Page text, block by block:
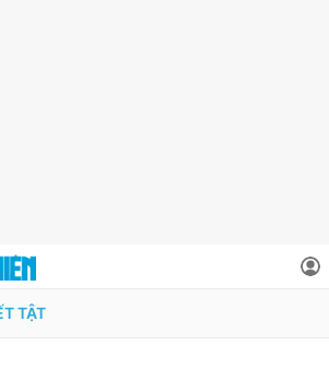
ĐẶT BÁO
TẬT